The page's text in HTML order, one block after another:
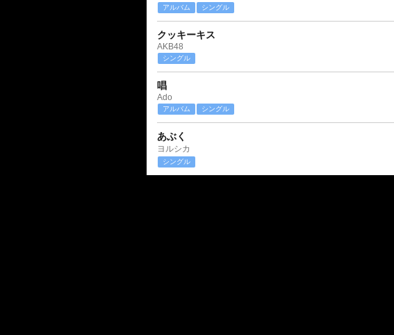
アルバム シングル
クッキーキス
AKB48
シングル
唱
Ado
アルバム シングル
あぶく
ヨルシカ
シングル